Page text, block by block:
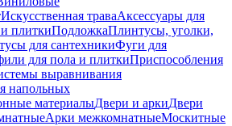
Искусственная траваАксессуары для
плиткиПодложкаПлинтусы, уголки,
для сантехникиФуги для
для пола и плиткиПриспособления
выравнивания
напольных
материалыДвери и аркиДвери
Арки межкомнатныеМоскитные